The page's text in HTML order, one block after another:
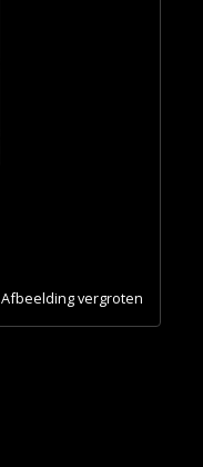
Afbeelding vergroten